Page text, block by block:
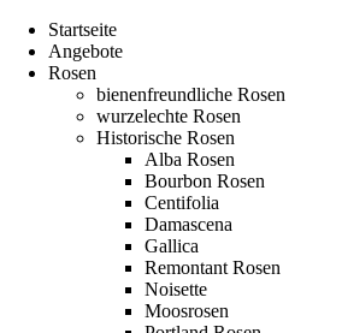
Startseite
Angebote
Rosen
bienenfreundliche Rosen
wurzelechte Rosen
Historische Rosen
Alba Rosen
Bourbon Rosen
Centifolia
Damascena
Gallica
Remontant Rosen
Noisette
Moosrosen